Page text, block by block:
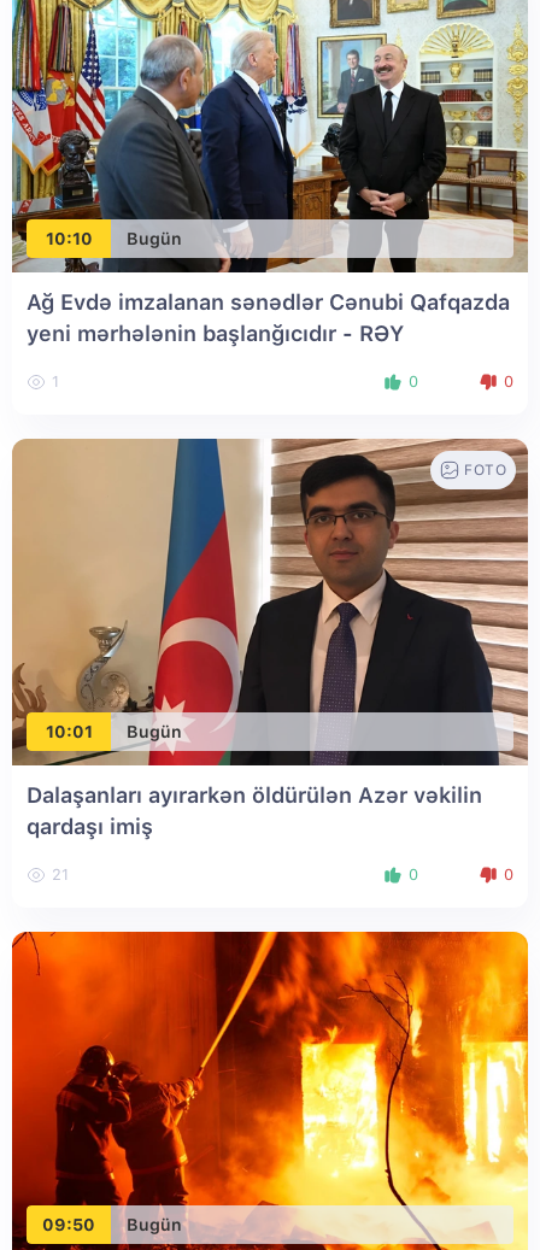
10:10 Bugün
Ağ Evdə imzalanan sənədlər Cənubi Qafqazda
yeni mərhələnin başlanğıcıdır - RƏY
1 0 0
10:01 Bugün
FOTO
Dalaşanları ayırarkən öldürülən Azər vəkilin
qardaşı imiş
21 0 0
09:50 Bugün